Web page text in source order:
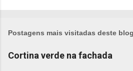
m
o
Postagens mais visitadas deste blog
Cortina verde na fachada